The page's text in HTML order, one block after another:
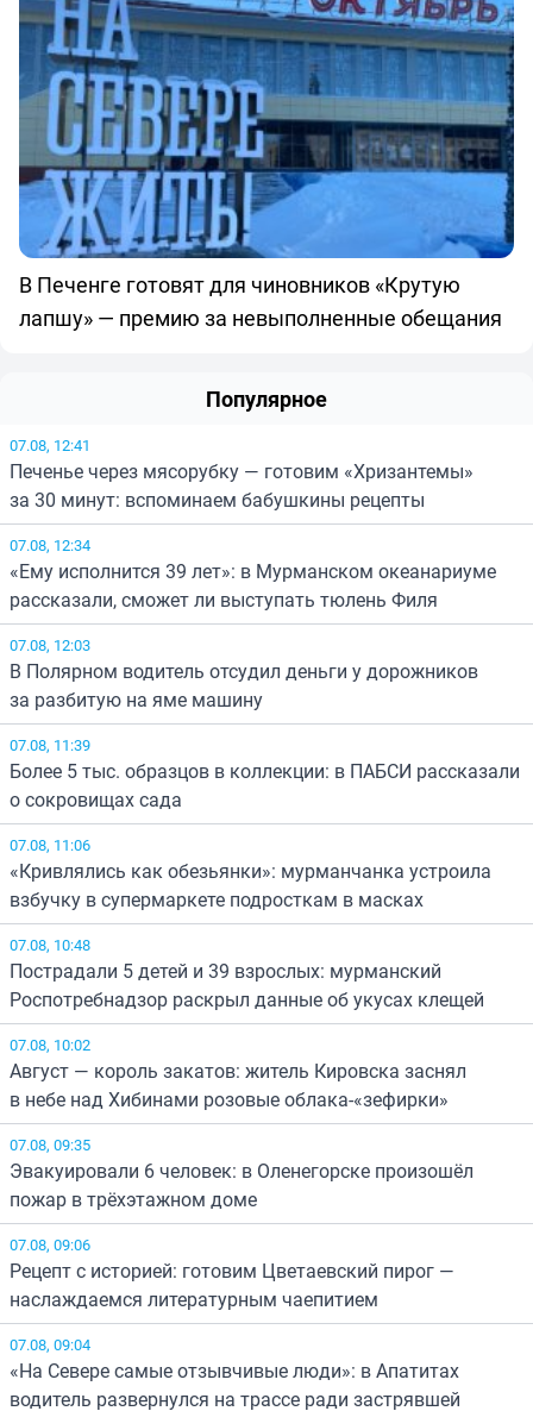
В Печенге готовят для чиновников «Крутую
лапшу» — премию за невыполненные обещания
Популярное
07.08, 12:41
Печенье через мясорубку — готовим «Хризантемы»
за 30 минут: вспоминаем бабушкины рецепты
07.08, 12:34
«Ему исполнится 39 лет»: в Мурманском океанариуме
рассказали, сможет ли выступать тюлень Филя
07.08, 12:03
В Полярном водитель отсудил деньги у дорожников
за разбитую на яме машину
07.08, 11:39
Более 5 тыс. образцов в коллекции: в ПАБСИ рассказали
о сокровищах сада
07.08, 11:06
«Кривлялись как обезьянки»: мурманчанка устроила
взбучку в супермаркете подросткам в масках
07.08, 10:48
Пострадали 5 детей и 39 взрослых: мурманский
Роспотребнадзор раскрыл данные об укусах клещей
07.08, 10:02
Август — король закатов: житель Кировска заснял
в небе над Хибинами розовые облака-«зефирки»
07.08, 09:35
Эвакуировали 6 человек: в Оленегорске произошёл
пожар в трёхэтажном доме
07.08, 09:06
Рецепт с историей: готовим Цветаевский пирог —
наслаждаемся литературным чаепитием
07.08, 09:04
«На Севере самые отзывчивые люди»: в Апатитах
водитель развернулся на трассе ради застрявшей